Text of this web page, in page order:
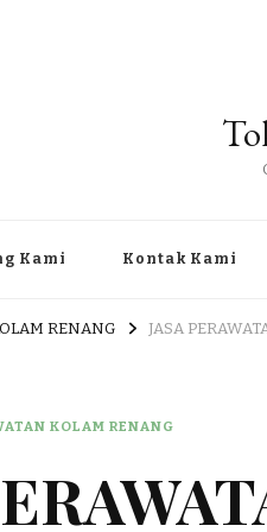
Kami Kontak Kami
RENANG JASA
KOLAM RENANG